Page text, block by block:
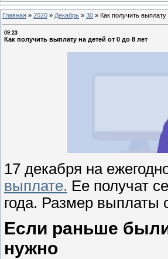
Главная » 2020 » Декабрь » 30 » Как получить
09:23
Как получить выплату на детей от 0 до 8 лет
17 декабря на
выплате. Ее получат
года. Размер выплаты
Если раньше
нужно